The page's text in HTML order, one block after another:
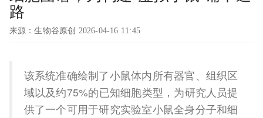
路
来源：生物谷原创 2026-04-16 11:45
该系统准确绘制了小鼠体内所有器官、组织区
域以及约75%的已知细胞类型，为研究人员提
供了一个可用于研究实验室小鼠全身分子和细